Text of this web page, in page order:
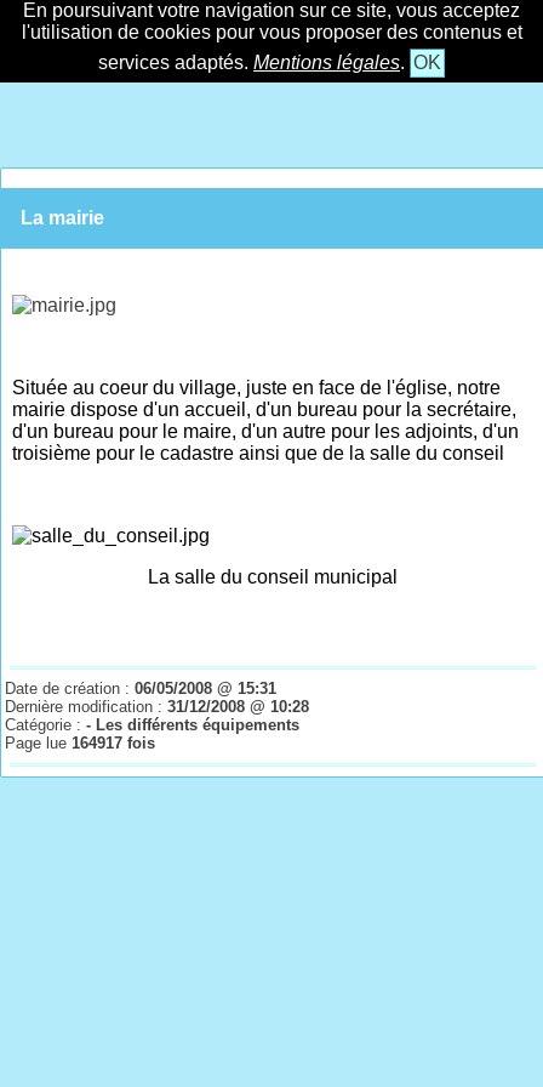
En poursuivant votre navigation sur ce site, vous acceptez
l'utilisation de cookies pour vous proposer des contenus et
services adaptés. Mentions légales. OK
La mairie
Située au coeur du village, juste en face de l'église, notre
mairie dispose d'un accueil, d'un bureau pour la secrétaire,
d'un bureau pour le maire, d'un autre pour les adjoints, d'un
troisième pour le cadastre ainsi que de la salle du conseil
La salle du conseil municipal
Date de création :06/05/2008 @ 15:31
Dernière modification :31/12/2008 @ 10:28
Catégorie :- Les différents équipements
Page lue164917 fois